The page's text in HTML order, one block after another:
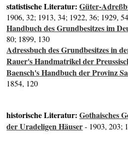
statistische Literatur:Güter-
1906, 32; 1913, 34; 1922, 36; 1929, 54
Handbuch des Grundbesitzes im
80; 1899, 130
Adressbuch des Grundbesitzes in
Rauer's Handmatrikel der
Baensch's Handbuch der Provinz
1854, 120
historische Literatur:Gothaisches
der Uradeligen Häuser- 1903, 203;